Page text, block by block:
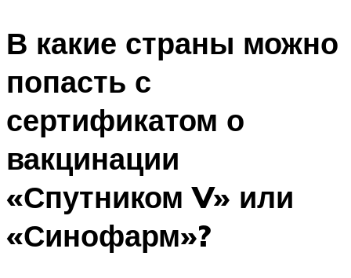
В какие страны можно
попасть с
сертификатом о
вакцинации
«Спутником V» или
«Синофарм»?